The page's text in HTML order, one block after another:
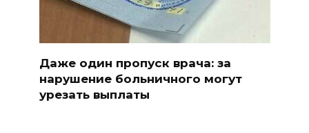
Даже один пропуск врача: за
нарушение больничного могут
урезать выплаты